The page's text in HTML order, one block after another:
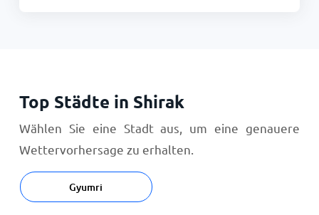
Top Städte in Shirak
Wählen Sie eine Stadt aus, um eine genauere
Wettervorhersage zu erhalten.
Gyumri